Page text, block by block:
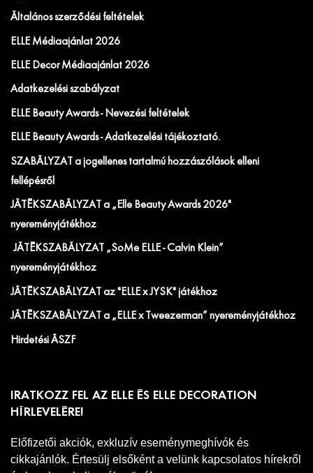
Általános szerződési feltételek
ELLE Médiaajánlat 2026
ELLE Decor Médiaajánlat 2026
Adatkezelési szabályzat
ELLE Beauty Awards - Nevezési feltételek
ELLE Beauty Awards - Adatkezelési tájékoztató.
SZABÁLYZAT a jogellenes tartalmú hozzászólások elleni
fellépésről
JÁTÉKSZABÁLYZAT a „Elle Beauty Awards 2026"
nyereményjátékhoz
JÁTÉKSZABÁLYZAT „SoMe ELLE - Calvin Klein”
nyereményjátékhoz
JÁTÉKSZABÁLYZAT az "ELLE x JYSK" játékhoz
JÁTÉKSZABÁLYZAT a „ELLE x Tweezerman” nyereményjátékhoz
Hirdetési ÁSZF
IRATKOZZ FEL AZ ELLE ÉS ELLE DECORATION
HÍRLEVELÉRE!
Előfizetői akciók, exkluzív eseménymeghívók és
cikkajánlók. Értesülj elsőként a velünk kapcsolatos hírekről